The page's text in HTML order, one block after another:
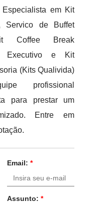
em Kit
Servico de Buffet
Coffee Break
Executivo e Kit
(Kits Qualivida)
profissional
para prestar um
Entre em
Email: *
Assunto: *